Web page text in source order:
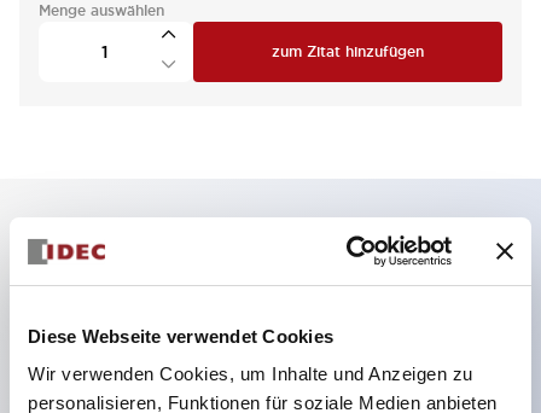
Diese Webseite verwendet Cookies
Wir verwenden Cookies, um Inhalte und Anzeigen zu
personalisieren, Funktionen für soziale Medien anbieten
Menge auswählen
zum Zitat hinzufügen
Hauptmerkmale
Schutzart IP40 und IP65 komplett (IEC 60529)
Verbesserte Bedienbarkeit durch
Rückwärtsterminal-System, flache Anschlussfläche